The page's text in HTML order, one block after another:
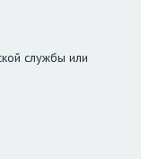
службы или